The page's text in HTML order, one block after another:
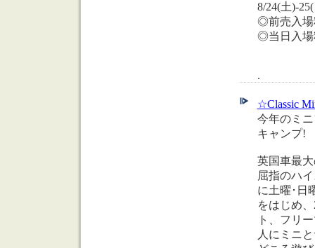
8/24(土)-
◎前売入場
◎当日入場
.
☆Classic
今年のミ
キャンプ!
英国車最
屈指のハ
に土曜･日
をはじめ
ト、フリ
人にミニ